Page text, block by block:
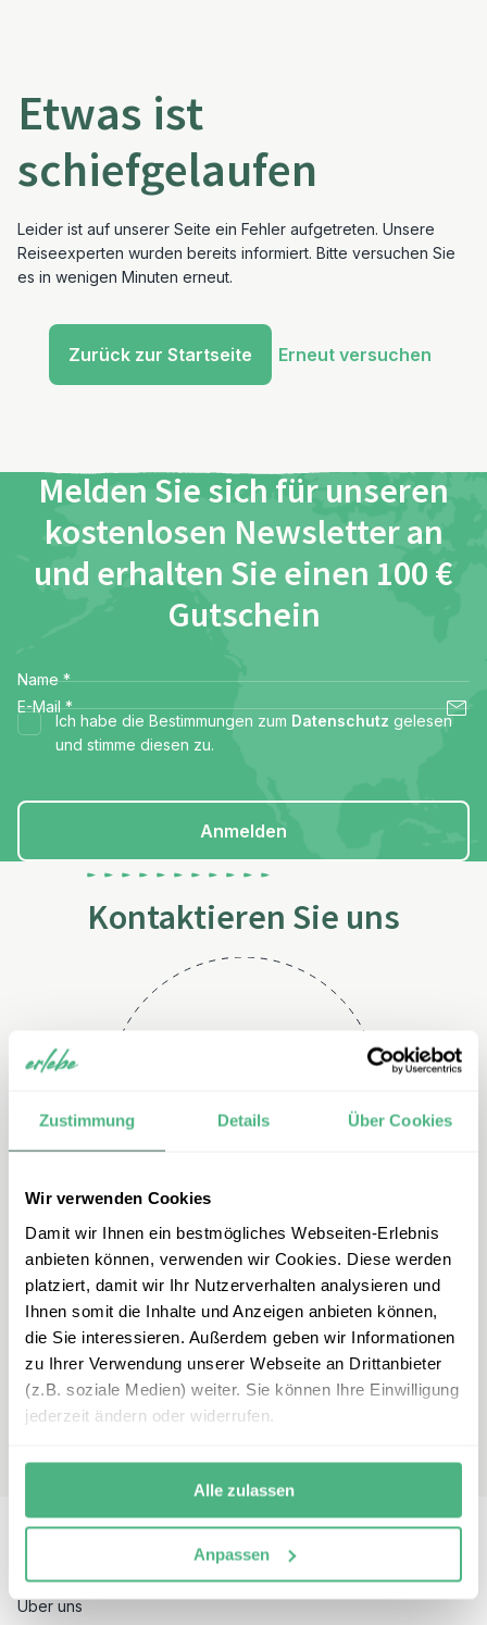
Zustimmung Details Über Cookies
Wir verwenden Cookies
Damit wir Ihnen ein bestmögliches Webseiten-Erlebnis
anbieten können, verwenden wir Cookies. Diese werden
platziert, damit wir Ihr Nutzerverhalten analysieren und
Ihnen somit die Inhalte und Anzeigen anbieten können,
die Sie interessieren. Außerdem geben wir Informationen
zu Ihrer Verwendung unserer Webseite an Drittanbieter
(z.B. soziale Medien) weiter. Sie können Ihre Einwilligung
jederzeit ändern oder widerrufen.
Alle zulassen
Anpassen
Etwas ist
schiefgelaufen
Leider ist auf unserer Seite ein Fehler aufgetreten. Unsere
Reiseexperten wurden bereits informiert. Bitte versuchen Sie
es in wenigen Minuten erneut.
Zurück zur Startseite Erneut versuchen
Melden Sie sich für unseren
kostenlosen Newsletter an
und erhalten Sie einen 100 €
Gutschein
Name *
E-Mail *
Ich habe die Bestimmungen zum Datenschutz gelesen
und stimme diesen zu.
Anmelden
Kontaktieren Sie uns
+49 2151 3880 113
E-mail
mexiko@erlebe.de
Über uns